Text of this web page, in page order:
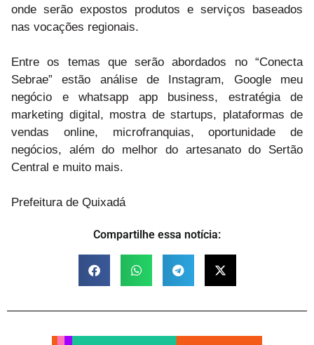
onde serão expostos produtos e serviços baseados
nas vocações regionais.
Entre os temas que serão abordados no “Conecta
Sebrae” estão análise de Instagram, Google meu
negócio e whatsapp app business, estratégia de
marketing digital, mostra de startups, plataformas de
vendas online, microfranquias, oportunidade de
negócios, além do melhor do artesanato do Sertão
Central e muito mais.
Prefeitura de Quixadá
Compartilhe essa notícia: